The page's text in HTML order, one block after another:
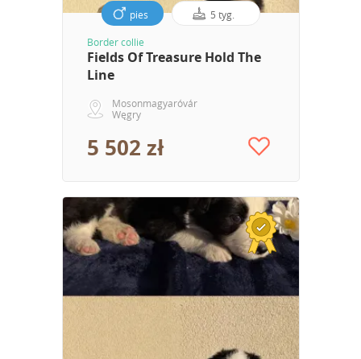
pies 5 tyg.
Border collie
Fields Of Treasure Hold The
Line
Mosonmagyaróvár
Węgry
5 502 zł